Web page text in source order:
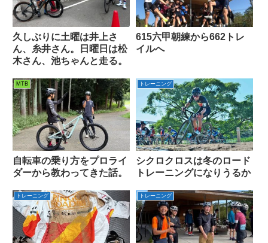
久しぶりに土曜は井上さ
ん、糸井さん。日曜日は松
木さん、池ちゃんと走る。
615六甲朝練から662トレ
イルへ
MTB
自転車の乗り方をプロライ
ダーから教わってきた話。
トレーニング
シクロクロスは冬のロード
トレーニングになりうるか
トレーニング トレーニング